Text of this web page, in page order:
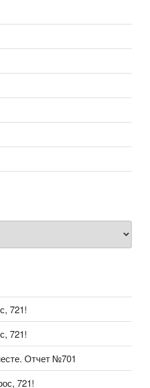
721!
721!
Отчет №701
721!